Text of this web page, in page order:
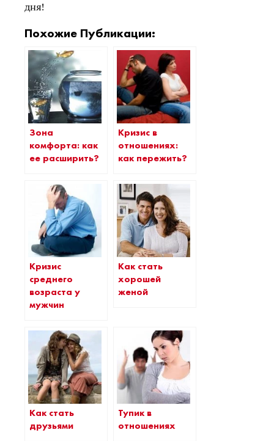
дня!
Похожие Публикации:
Зона
комфорта: как
ее расширить?
Кризис в
отношениях:
как пережить?
Кризис
среднего
возраста у
мужчин
Как стать
хорошей
женой
Как стать
друзьями
Тупик в
отношениях